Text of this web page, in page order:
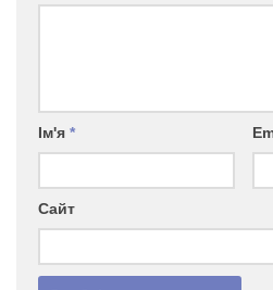
Ім'я *
Сайт